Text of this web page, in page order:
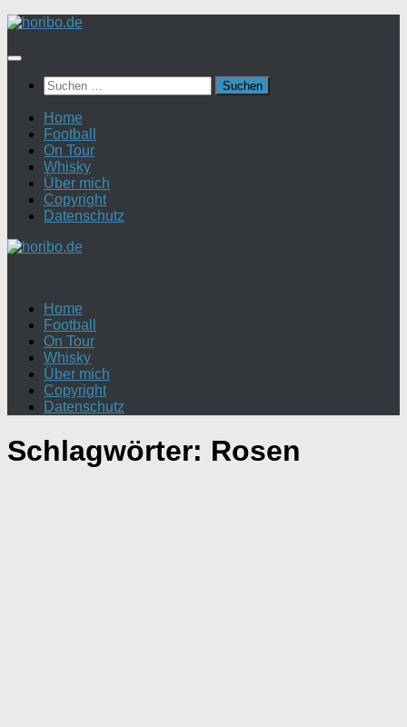
Zum
springen
Suchen
nach:
Home
Football
On Tour
Whisky
Über mich
Copyright
Datenschutz
Home
Football
On Tour
Whisky
Über mich
Copyright
Datenschutz
Schlagwörter: Rosen